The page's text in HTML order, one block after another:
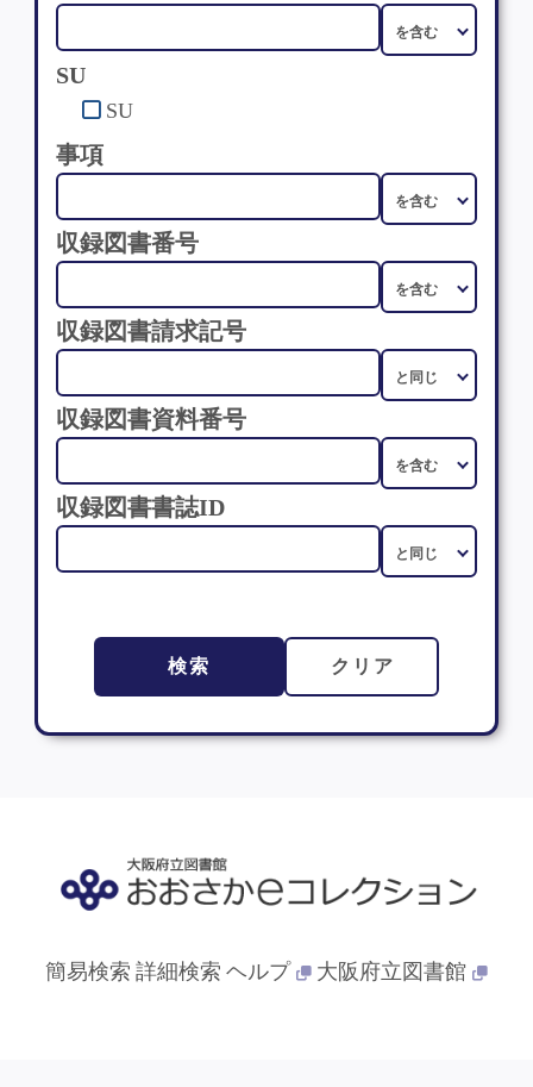
SU
SU
事項
収録図書番号
収録図書請求記号
収録図書資料番号
収録図書書誌ID
検索 クリア
簡易検索 詳細検索 ヘルプ 大阪府立図書館